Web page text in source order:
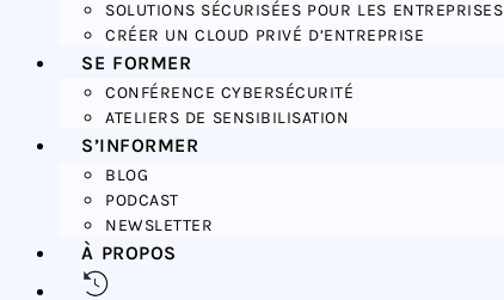
SOLUTIONS SÉCURISÉES POUR LES ENTREPRISES
CRÉER UN CLOUD PRIVÉ D’ENTREPRISE
SE FORMER
CONFÉRENCE CYBERSÉCURITÉ
ATELIERS DE SENSIBILISATION
S’INFORMER
BLOG
PODCAST
NEWSLETTER
À PROPOS